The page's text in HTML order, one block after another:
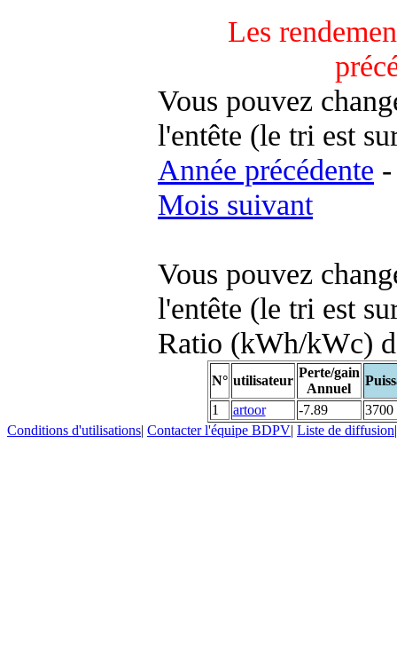
Les
Vous pouvez
l'entête (le tri est
Année précédente -
Mois suivant
Vous pouvez
l'entête (le tri est
Ratio (kWh/kWc)
N° utilisateur
Perte/gain
Annuel
1
artoor -7.89
3700
Conditions d'utilisations| Contacter l'équipe BDPV| Liste de diffusion